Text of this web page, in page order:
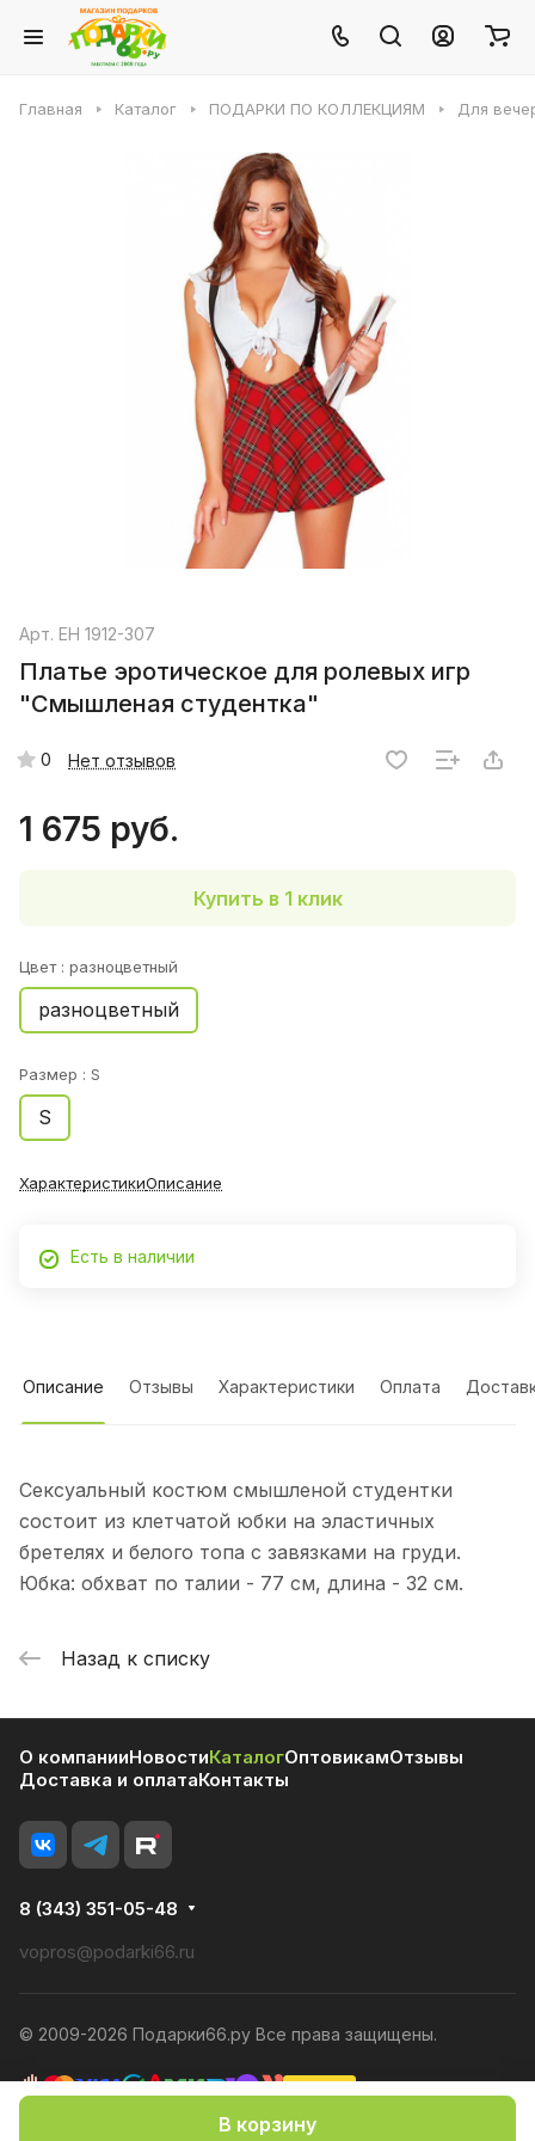
Главная Каталог ПОДАРКИ ПО КОЛЛЕКЦИЯМ Для
Арт. EH 1912-307
Платье эротическое для ролевых игр
"Смышленая студентка"
0 Нет отзывов
1 675 руб.
В корзину
Купить в 1 клик
Цвет : разноцветный
разноцветный
Размер : S
S
ХарактеристикиОписание
Есть в наличии
Описание Отзывы Характеристики Оплата
Сексуальный костюм смышленой студентки
состоит из клетчатой юбки на эластичных
бретелях и белого топа с завязками на груди.
Юбка: обхват по талии - 77 см, длина - 32 см.
Назад к списку
О компанииНовостиКаталогОптовикамОтзывы
Доставка и оплатаКонтакты
8 (343) 351-05-48
vopros@podarki66.ru
© 2009-2026 Подарки66.ру Все права защищены.